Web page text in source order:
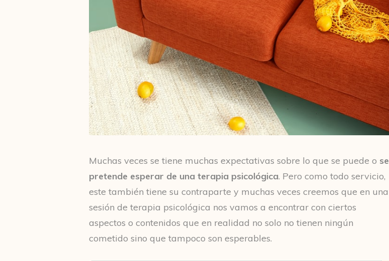
Muchas veces se tiene muchas expectativas sobre lo que se puede o se
pretende esperar de una terapia psicológica. Pero como todo servicio,
este también tiene su contraparte y muchas veces creemos que en una
sesión de terapia psicológica nos vamos a encontrar con ciertos
aspectos o contenidos que en realidad no solo no tienen ningún
cometido sino que tampoco son esperables.